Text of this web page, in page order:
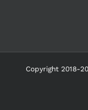
Copyright 2018-